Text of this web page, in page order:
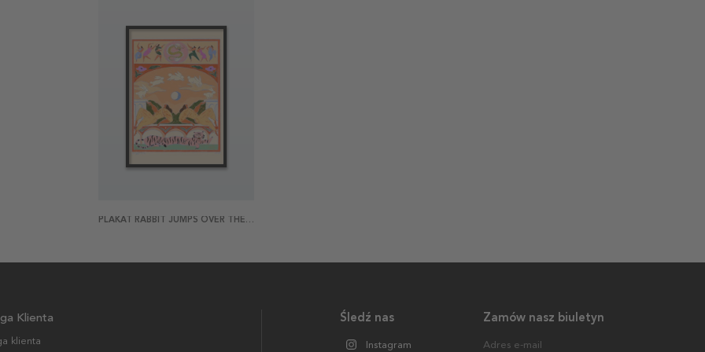
PLAKAT RABBIT JUMPS OVER THE MOON
Zamów nasz biuletyn
Adres e-mail
Śledź nas
Instagram
Klienta
klienta